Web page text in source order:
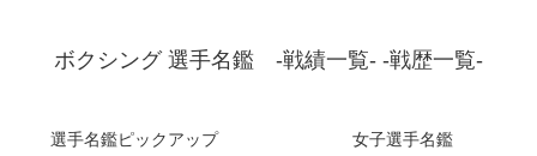
ボクシング 選手名鑑 -戦績一覧- -戦歴一覧-
選手名鑑ピックアップ 女子選手名鑑